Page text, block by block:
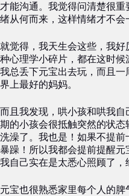
才能沟通。我觉得问清楚很
绪从何而来，这样情绪才不会
就觉得，我天生会这些，我
种心理学小碎片，都在这时候
我总丢下元宝出去玩，而且
界上最好的妈妈。
而且我发现，哄小孩和哄我
期的小孩会很抵触突然的状
洗澡了。我也是！如果不提
暴躁！所以我都会提前提醒
我自己实在是太悉心照顾了，
元宝也很熟悉家里每个人的